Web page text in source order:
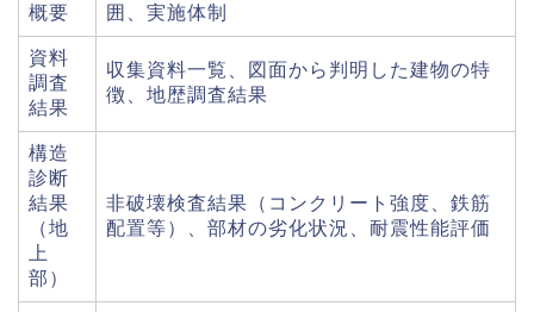
概要
囲、実施体制
資料
調査
結果
収集資料一覧、図面から判明した建物の特
徴、地歴調査結果
構造
診断
結果
（地
上
部）
非破壊検査結果（コンクリート強度、鉄筋
配置等）、部材の劣化状況、耐震性能評価